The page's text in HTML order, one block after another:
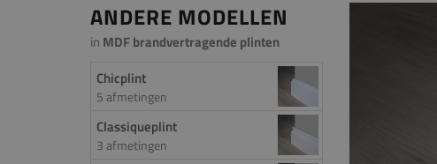
ANDERE MODELLEN
in MDF brandvertragende plinten
Chicplint
5 afmetingen
Classiqueplint
3 afmetingen